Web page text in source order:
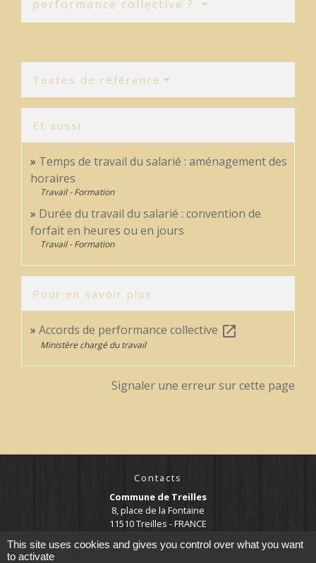
performance collective ?
Textes de référence
Et aussi
Temps de travail du salarié : aménagement des
horaires
Travail - Formation
Durée du travail du salarié : convention de
forfait en heures ou en jours
Travail - Formation
Pour en savoir plus
Accords de performance collective open_in_new
Ministère chargé du travail
Signaler une erreur sur cette page
Contacts
Commune de Treilles
8, place de la Fontaine
11510 Treilles - FRANCE
This site uses cookies and gives you control over what you want
to activate